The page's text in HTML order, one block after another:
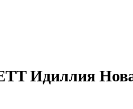
Идиллия